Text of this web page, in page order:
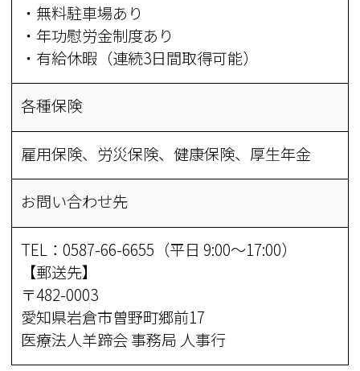
・無料駐車場あり
・年功慰労金制度あり
・有給休暇（連続3日間取得可能）
各種保険
雇用保険、労災保険、健康保険、厚生年金
お問い合わせ先
TEL：0587-66-6655（平日 9:00～17:00）
【郵送先】
〒482-0003
愛知県岩倉市曽野町郷前17
医療法人羊蹄会 事務局 人事行